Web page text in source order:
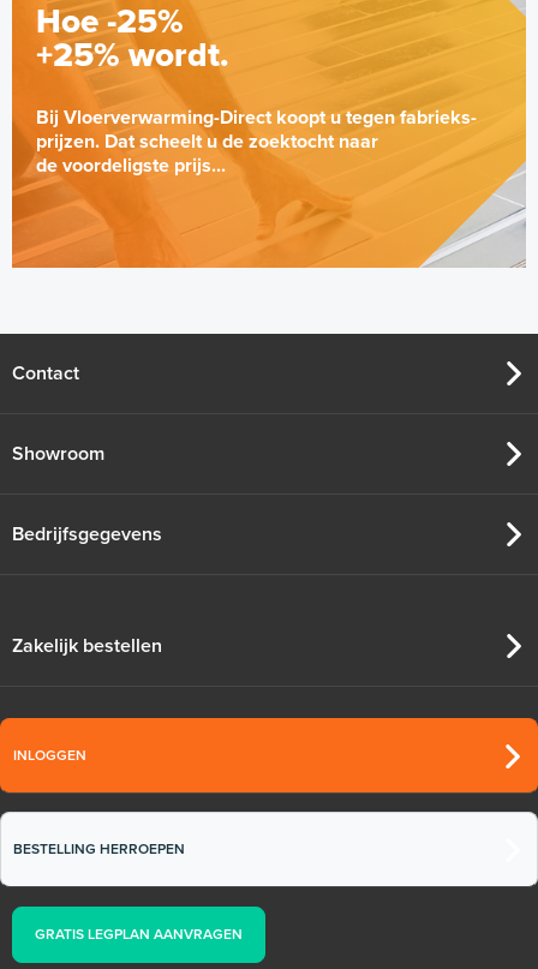
Hoe -25%
+25% wordt.
Bij Vloerverwarming-Direct koopt u tegen fabrieks-
prijzen. Dat scheelt u de zoektocht naar
de voordeligste prijs...
Contact
Showroom
Bedrijfsgegevens
Zakelijk bestellen
INLOGGEN
BESTELLING HERROEPEN
GRATIS LEGPLAN AANVRAGEN